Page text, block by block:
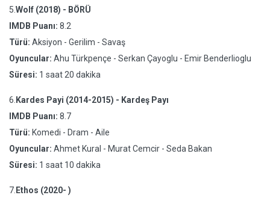
5. Wolf (2018) - BÖRÜ
IMDB Puanı: 8.2
Türü: Aksiyon - Gerilim - Savaş
Oyuncular: Ahu Türkpençe - Serkan Çayoglu - Emir Benderlioglu
Süresi: 1 saat 20 dakika
6. Kardes Payi (2014-2015) - Kardeş Payı
IMDB Puanı: 8.7
Türü: Komedi - Dram - Aile
Oyuncular: Ahmet Kural - Murat Cemcir - Seda Bakan
Süresi: 1 saat 10 dakika
7. Ethos (2020- )